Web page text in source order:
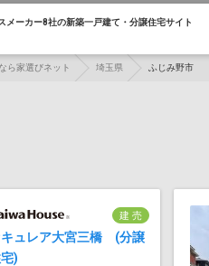
メーカー8社の新築一戸建て・分譲住宅サイト
ら家選びネット 埼玉県 ふじみ野市
建 売
ュレア大宮三橋 (分譲
)